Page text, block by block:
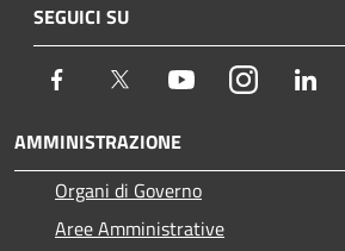
SEGUICI SU
Facebook Twitter YoutubeInstagram
AMMINISTRAZIONE
Organi di Governo
Aree Amministrative